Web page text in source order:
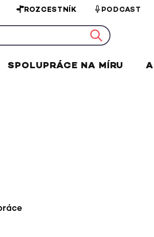
ROZCESTNÍK PODCAST
SPOLUPRÁCE NA MÍRU